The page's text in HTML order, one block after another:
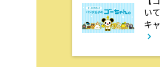
深夜 0:45
見取り図じ
い
キ